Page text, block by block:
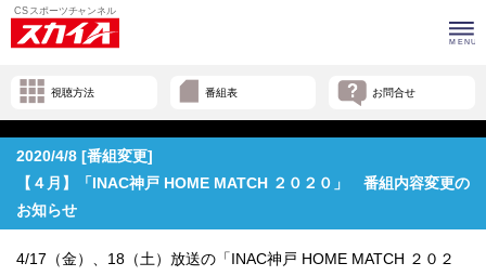
視聴方法 番組表 お問合せ
2020/4/8 [番組変更]
【４月】「INAC神戸 HOME MATCH ２０２０」 番組内容変更の
お知らせ
4/17（金）、18（土）放送の「INAC神戸 HOME MATCH ２０２